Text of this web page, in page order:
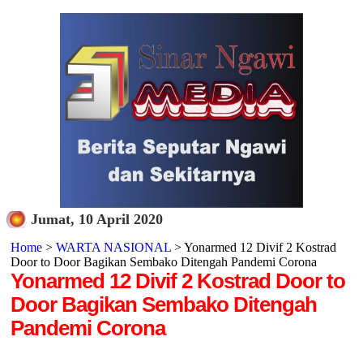
Jumat, 10 April 2020
Home> WARTA NASIONAL> Yonarmed 12 Divif 2 Kostrad
Door to Door Bagikan Sembako Ditengah Pandemi Corona
Yonarmed 12 Divif 2 Kostrad Door to
Door Bagikan Sembako Ditengah
Pandemi Corona